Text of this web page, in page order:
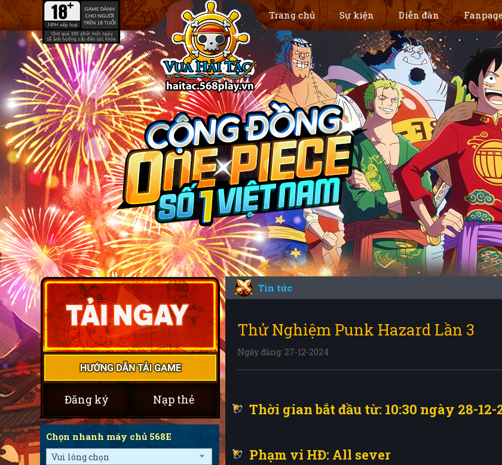
Trang chủ Sự kiện Diễn đàn
Đăng ký Nạp thẻ
Chọn nhanh máy chủ 568E
Vui lòng chọn
Tin tức
Thử Nghiệm Punk Hazard Lần 3
Ngày đăng: 27-12-2024
Thời gian bắt đầu từ: 10:30 ngày 28-12-
Phạm vi HĐ: All sever